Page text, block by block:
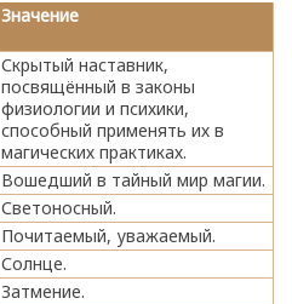
Значение
Скрытый наставник,
посвящённый в законы
физиологии и психики,
способный применять их в
магических практиках.
Вошедший в тайный мир магии.
Светоносный.
Почитаемый, уважаемый.
Солнце.
Затмение.